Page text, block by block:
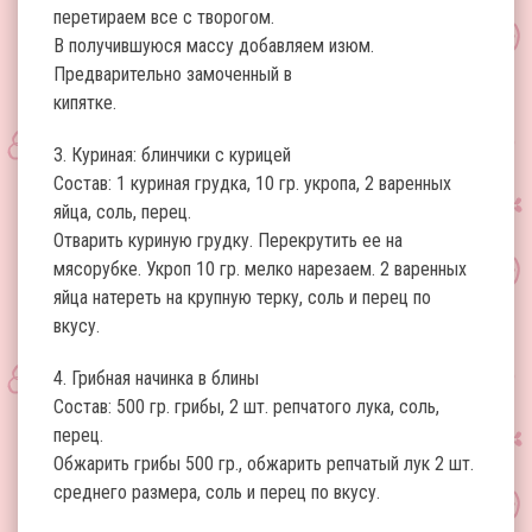
перетираем все с творогом.
В получившуюся массу добавляем изюм.
Предварительно замоченный в
кипятке.
3. Куриная: блинчики с курицей
Состав: 1 куриная грудка, 10 гр. укропа, 2 варенных
яйца, соль, перец.
Отварить куриную грудку. Перекрутить ее на
мясорубке. Укроп 10 гр. мелко нарезаем. 2 варенных
яйца натереть на крупную терку, соль и перец по
вкусу.
4. Грибная начинка в блины
Состав: 500 гр. грибы, 2 шт. репчатого лука, соль,
перец.
Обжарить грибы 500 гр., обжарить репчатый лук 2 шт.
среднего размера, соль и перец по вкусу.